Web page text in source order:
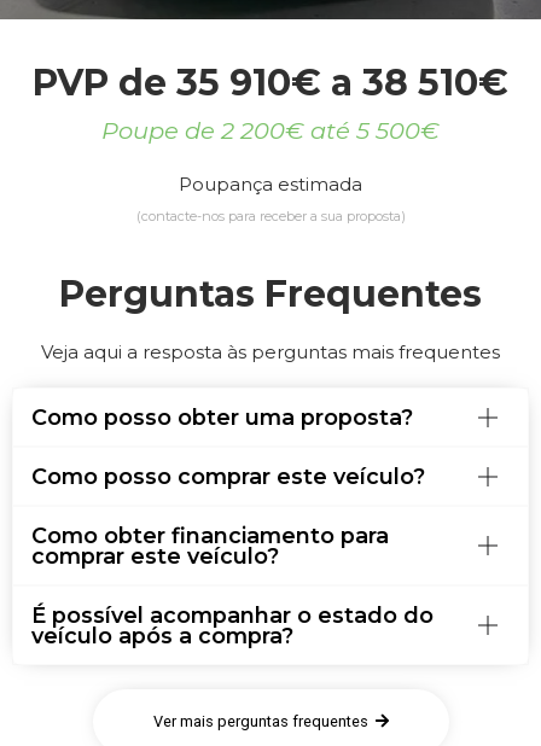
PVP de 35 910€ a 38 510€
Poupe de 2 200€ até 5 500€
Poupança estimada
(contacte-nos para receber a sua proposta)
Perguntas Frequentes
Veja aqui a resposta às perguntas mais frequentes
Como posso obter uma proposta?
Como posso comprar este veículo?
Como obter financiamento para
comprar este veículo?
É possível acompanhar o estado do
veículo após a compra?
Ver mais perguntas frequentes